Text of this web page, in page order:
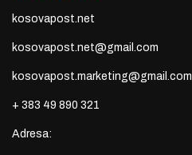
kosovapost.net
kosovapost.net@gmail.com
kosovapost.marketing@gmail.com
+ 383 49 890 321
Adresa: